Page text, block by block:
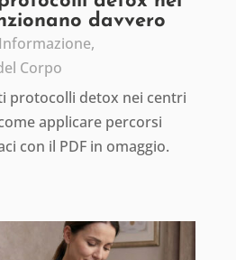
davvero
,
Corpo
protocolli detox nei centri
applicare percorsi
con il PDF in omaggio.